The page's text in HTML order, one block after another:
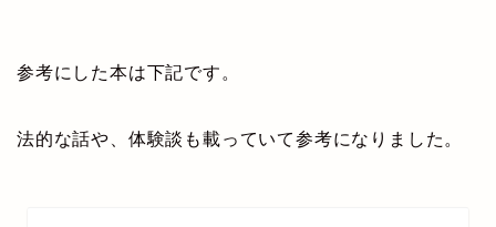
参考にした本は下記です。
法的な話や、体験談も載っていて参考になりました。